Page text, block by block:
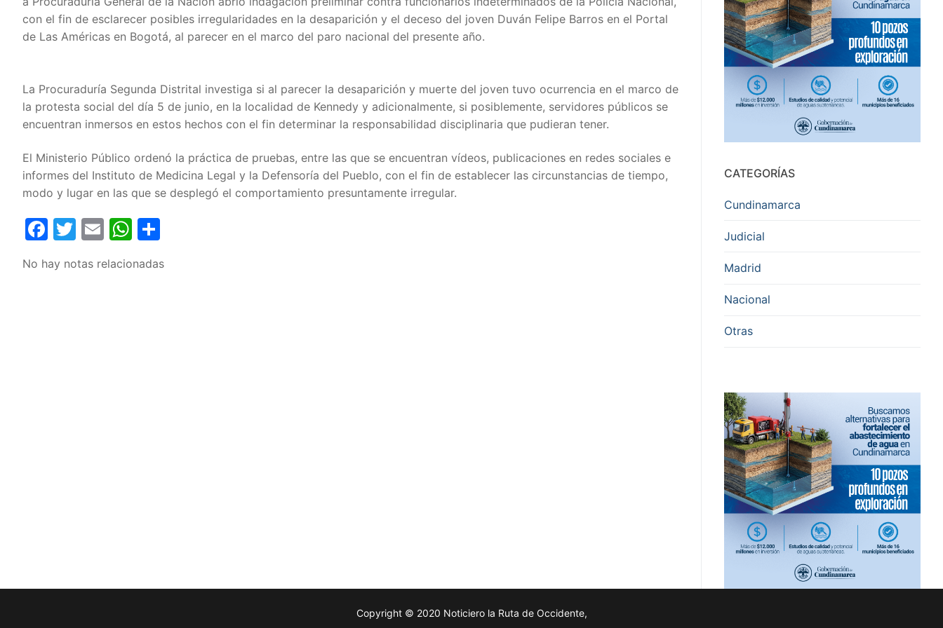
con el fin de esclarecer posibles irregularidades en la desaparición y el deceso del joven Duván Felipe Barros en el Portal
de Las Américas en Bogotá, al parecer en el marco del paro nacional del presente año.
La Procuraduría Segunda Distrital investiga si al parecer la desaparición y muerte del joven tuvo ocurrencia en el marco de
la protesta social del día 5 de junio, en la localidad de Kennedy y adicionalmente, si posiblemente, servidores públicos se
encuentran inmersos en estos hechos con el fin determinar la responsabilidad disciplinaria que pudieran tener.
El Ministerio Público ordenó la práctica de pruebas, entre las que se encuentran vídeos, publicaciones en redes sociales e
informes del Instituto de Medicina Legal y la Defensoría del Pueblo, con el fin de establecer las circunstancias de tiempo,
modo y lugar en las que se desplegó el comportamiento presuntamente irregular.
Facebook
Twitter
EmailWhatsApp
No hay notas relacionadas
CATEGORÍAS
Cundinamarca
Judicial
Madrid
Nacional
Otras
Copyright © 2020 Noticiero la Ruta de Occidente,